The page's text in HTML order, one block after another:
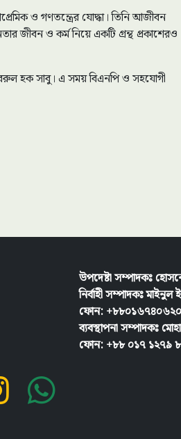
ও গণতন্ত্রের যোদ্ধা। তিনি আজীবন
জীবন ও কর্ম নিয়ে একটি গ্রন্থ প্রকাশেরও
হক সাবু। এ সময় বিএনপি ও সহযোগী
উপদেষ্টা সম্পাদকঃ
নির্বাহী সম্পাদকঃমাইনুল
ফোন:
ব্যবস্থাপনা সম্পাদকঃ
ফোন: +৮৮ ০১৭ ১২৭৯